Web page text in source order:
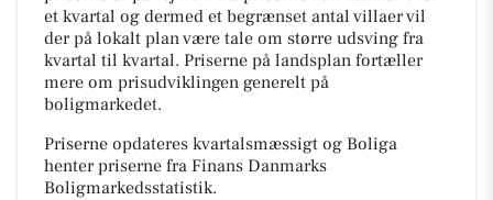
et kvartal og dermed et begrænset antal villaer vil
der på lokalt plan være tale om større udsving fra
kvartal til kvartal. Priserne på landsplan fortæller
mere om prisudviklingen generelt på
boligmarkedet.
Priserne opdateres kvartalsmæssigt og Boliga
henter priserne fra Finans Danmarks
Boligmarkedsstatistik.